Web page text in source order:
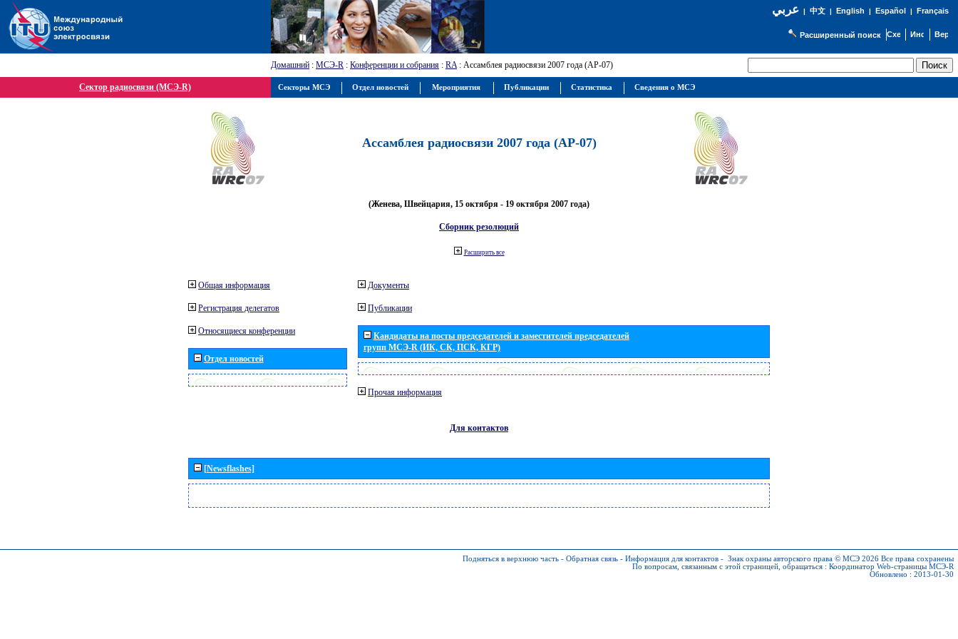
عربي| 中文| English | Español | Français
Расширенный поиск
Домашний : МСЭ-R : Конференции и собрания : RA: Ассамблея радиосвязи 2007 года (АР-07)
Сектор радиосвязи (МСЭ-R)
Ассамблея радиосвязи 2007 года (АР-07)
(Женева, Швейцария, 15 октября - 19 октября 2007 года)
Сборник резолюций
Расширить все
Общая информация
Регистрация делегатов
Относящиеся конференции
Отдел новостей
Документы
Публикации
Кандидаты на посты председателей и заместителей председателей
групп МСЭ-R (ИК, СК, ПСК, КГР)
Прочая информация
Для контактов
[Newsflashes]
Подняться в верхнюю часть - Обратная связь - Информация для контактов - Знак охраны авторского права © МСЭ 2026 Все права сохранены
По вопросам, связанным с этой страницей, обращаться : Координатор Web-страницы МСЭ-R
Обновлено : 2013-01-30
Секторы МСЭ Отдел новостей Мероприятия Публикации Статистика Сведения о МСЭ